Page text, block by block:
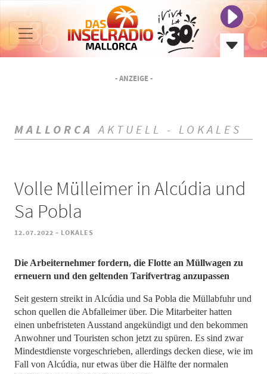
- ANZEIGE -
MALLORCA AKTUELL - LOKALES
Volle Mülleimer in Alcúdia und
Sa Pobla
12.07.2022 - LOKALES
Die Arbeiternehmer fordern, die Flotte an Müllwagen zu
erneuern und den geltenden Tarifvertrag anzupassen
Seit gestern streikt in Alcúdia und Sa Pobla die Müllabfuhr und
schon quellen die Abfalleimer über. Die Mitarbeiter hatten
einen unbefristeten Ausstand angekündigt und den bekommen
Anwohner und Touristen schon jetzt zu spüren. Es sind zwar
Mindestdienste vorgeschrieben, allerdings decken diese, wie im
Fall von Alcúdia, nur etwas über die Hälfte der normalen